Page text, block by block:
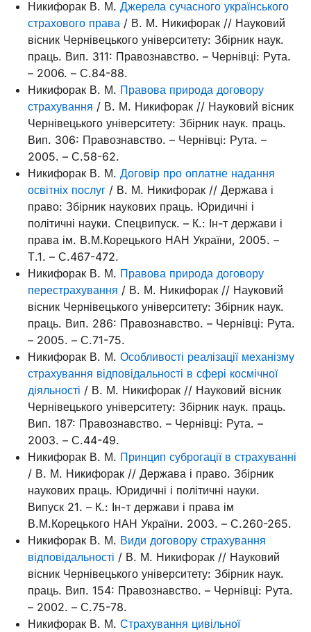
Никифорак В. М. Джерела сучасного українського
страхового права / В. М. Никифорак // Науковий
вісник Чернівецького університету: Збірник наук.
праць. Вип. 311: Правознавство. – Чернівці: Рута.
– 2006. – С.84-88.
Никифорак В. М. Правова природа договору
страхування / В. М. Никифорак // Науковий вісник
Чернівецького університету: Збірник наук. праць.
Вип. 306: Правознавство. – Чернівці: Рута. –
2005. – С.58-62.
Никифорак В. М. Договір про оплатне надання
освітніх послуг / В. М. Никифорак // Держава і
право: Збірник наукових праць. Юридичні і
політичні науки. Спецвипуск. – К.: Ін-т держави і
права ім. В.М.Корецького НАН України, 2005. –
Т.1. – С.467-472.
Никифорак В. М. Правова природа договору
перестрахування / В. М. Никифорак // Науковий
вісник Чернівецького університету: Збірник наук.
праць. Вип. 286: Правознавство. – Чернівці: Рута.
– 2005. – С.71-75.
Никифорак В. М. Особливості реалізації механізму
страхування відповідальності в сфері космічної
діяльності / В. М. Никифорак // Науковий вісник
Чернівецького університету: Збірник наук. праць.
Вип. 187: Правознавство. – Чернівці: Рута. –
2003. – С.44-49.
Никифорак В. М. Принцип суброгації в страхуванні
/ В. М. Никифорак // Держава і право. Збірник
наукових праць. Юридичні і політичні науки.
Випуск 21. – К.: Ін-т держави і права ім
В.М.Корецького НАН України. 2003. – С.260-265.
Никифорак В. М. Види договору страхування
відповідальності / В. М. Никифорак // Науковий
вісник Чернівецького університету: Збірник наук.
праць. Вип. 154: Правознавство. – Чернівці: Рута.
– 2002. – С.75-78.
Никифорак В. М. Страхування цивільної